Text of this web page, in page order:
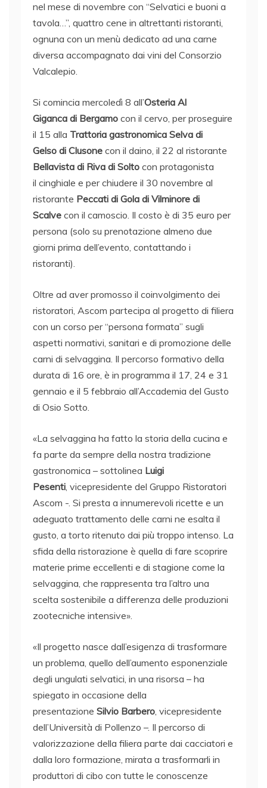
nel mese di novembre con “Selvatici e buoni a
tavola…”, quattro cene in altrettanti ristoranti,
ognuna con un menù dedicato ad una carne
diversa accompagnato dai vini del Consorzio
Valcalepio.
Si comincia mercoledì 8 all’Osteria Al
Giganca di Bergamo con il cervo, per proseguire
il 15 alla Trattoria gastronomica Selva di
Gelso di Clusone con il daino, il 22 al ristorante
Bellavista di Riva di Solto con protagonista
il cinghiale e per chiudere il 30 novembre al
ristorante Peccati di Gola di Vilminore di
Scalve con il camoscio. Il costo è di 35 euro per
persona (solo su prenotazione almeno due
giorni prima dell’evento, contattando i
ristoranti).
Oltre ad aver promosso il coinvolgimento dei
ristoratori, Ascom partecipa al progetto di filiera
con un corso per “persona formata” sugli
aspetti normativi, sanitari e di promozione delle
carni di selvaggina. Il percorso formativo della
durata di 16 ore, è in programma il 17, 24 e 31
gennaio e il 5 febbraio all’Accademia del Gusto
di Osio Sotto.
«La selvaggina ha fatto la storia della cucina e
fa parte da sempre della nostra tradizione
gastronomica – sottolinea Luigi
Pesenti, vicepresidente del Gruppo Ristoratori
Ascom -. Si presta a innumerevoli ricette e un
adeguato trattamento delle carni ne esalta il
gusto, a torto ritenuto dai più troppo intenso. La
sfida della ristorazione è quella di fare scoprire
materie prime eccellenti e di stagione come la
selvaggina, che rappresenta tra l’altro una
scelta sostenibile a differenza delle produzioni
zootecniche intensive».
«Il progetto nasce dall’esigenza di trasformare
un problema, quello dell’aumento esponenziale
degli ungulati selvatici, in una risorsa – ha
spiegato in occasione della
presentazione Silvio Barbero, vicepresidente
dell’Università di Pollenzo –. Il percorso di
valorizzazione della filiera parte dai cacciatori e
dalla loro formazione, mirata a trasformarli in
produttori di cibo con tutte le conoscenze